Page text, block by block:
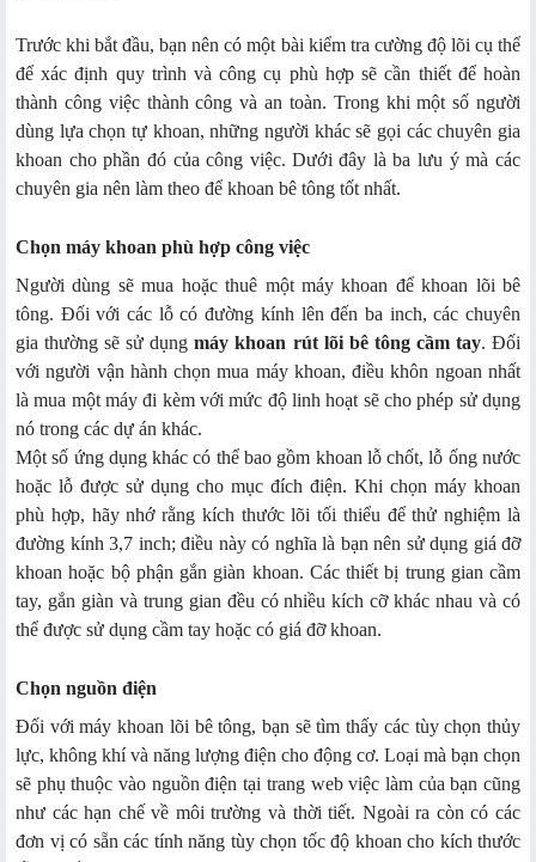
Trước khi bắt đầu, bạn nên có một bài kiểm tra cường độ lõi cụ thể
để xác định quy trình và công cụ phù hợp sẽ cần thiết để hoàn
thành công việc thành công và an toàn. Trong khi một số người
dùng lựa chọn tự khoan, những người khác sẽ gọi các chuyên gia
khoan cho phần đó của công việc. Dưới đây là ba lưu ý mà các
chuyên gia nên làm theo để khoan bê tông tốt nhất.
Chọn máy khoan phù hợp công việc
Người dùng sẽ mua hoặc thuê một máy khoan để khoan lõi bê
tông. Đối với các lỗ có đường kính lên đến ba inch, các chuyên
gia thường sẽ sử dụngmáy khoan rút lõi bê tông cầm tay. Đối
với người vận hành chọn mua máy khoan, điều khôn ngoan nhất
là mua một máy đi kèm với mức độ linh hoạt sẽ cho phép sử dụng
nó trong các dự án khác.
Một số ứng dụng khác có thể bao gồm khoan lỗ chốt, lỗ ống nước
hoặc lỗ được sử dụng cho mục đích điện. Khi chọn máy khoan
phù hợp, hãy nhớ rằng kích thước lõi tối thiểu để thử nghiệm là
đường kính 3,7 inch; điều này có nghĩa là bạn nên sử dụng giá đỡ
khoan hoặc bộ phận gắn giàn khoan. Các thiết bị trung gian cầm
tay, gắn giàn và trung gian đều có nhiều kích cỡ khác nhau và có
thể được sử dụng cầm tay hoặc có giá đỡ khoan.
Chọn nguồn điện
Đối với máy khoan lõi bê tông, bạn sẽ tìm thấy các tùy chọn thủy
lực, không khí và năng lượng điện cho động cơ. Loại mà bạn chọn
sẽ phụ thuộc vào nguồn điện tại trang web việc làm của bạn cũng
như các hạn chế về môi trường và thời tiết. Ngoài ra còn có các
đơn vị có sẵn các tính năng tùy chọn tốc độ khoan cho kích thước